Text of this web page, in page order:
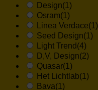
Design(1)
Osram(1)
Linea Verdace(1)
Seed Design(1)
Light Trend (4)
D,V, Design(2)
Quasar(1)
Het Lichtlab(1)
Bava(1)